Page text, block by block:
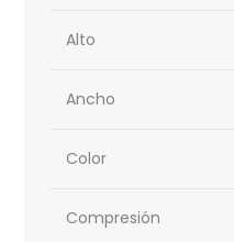
Alto
Ancho
Color
Compresión